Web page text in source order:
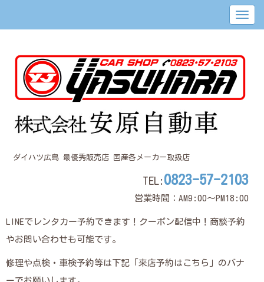
ダイハツ広島 最優秀販売店 国産各メーカー取扱店
TEL: 0823-57-2103
営業時間：AM9:00～PM18:00
LINEでレンタカー予約できます！クーポン配信中！商談予約
やお問い合わせも可能です。
修理や点検・車検予約等は下記「来店予約はこちら」のバナ